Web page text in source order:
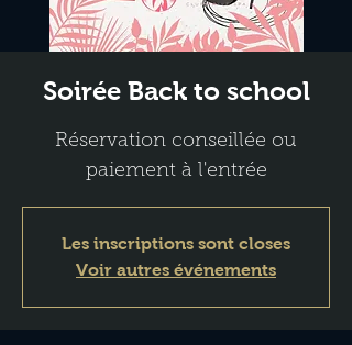
Soirée Back to school
Réservation conseillée ou
paiement à l'entrée
Les inscriptions sont closes
Voir autres événements